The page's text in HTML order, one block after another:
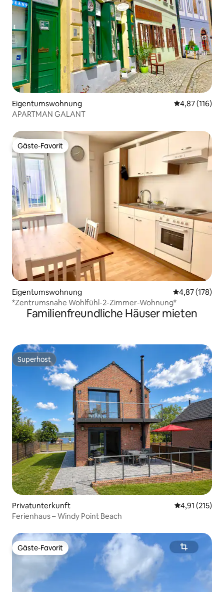
Eigentumswohnung
4,87 (116)
APARTMAN GALANT
Gäste-Favorit
Gäste-Favorit
Eigentumswohnung
4,87 (178)
*Zentrumsnahe Wohlfühl-2-Zimmer-Wohnung*
Familienfreundliche Häuser mieten
Superhost
Superhost
Privatunterkunft
4,91 (215)
Ferienhaus – Windy Point Beach
Gäste-Favorit
Gäste-Favorit